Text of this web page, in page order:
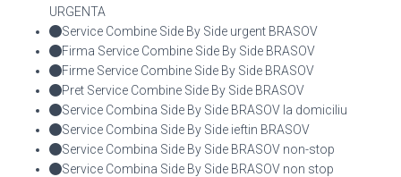
URGENTA
Service Combine Side By Side urgent BRASOV
Firma Service Combine Side By Side BRASOV
Firme Service Combine Side By Side BRASOV
Pret Service Combine Side By Side BRASOV
Service Combina Side By Side BRASOV la domiciliu
Service Combina Side By Side ieftin BRASOV
Service Combina Side By Side BRASOV non-stop
Service Combina Side By Side BRASOV non stop